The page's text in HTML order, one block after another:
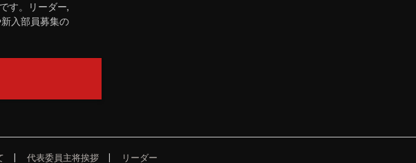
す。リーダー,
入部員募集の
代表委員主将挨拶 リーダー